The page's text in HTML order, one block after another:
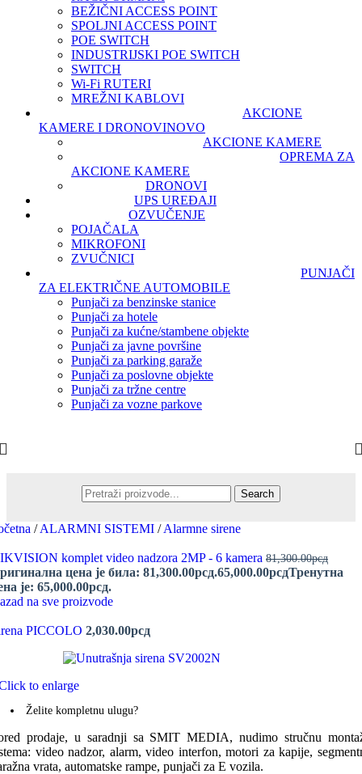
BEŽIČNI ACCESS POINT
SPOLJNI ACCESS POINT
POE SWITCH
INDUSTRIJSKI POE SWITCH
SWITCH
Wi-Fi RUTERI
MREŽNI KABLOVI
AKCIONE
KAMERE I DRONOVINOVO
AKCIONE KAMERE
OPREMA ZA
AKCIONE KAMERE
DRONOVI
UPS UREĐAJI
OZVUČENJE
POJAČALA
MIKROFONI
ZVUČNICI
PUNJAČI
ZA ELEKTRIČNE AUTOMOBILE
Punjači za benzinske stanice
Punjači za hotele
Punjači za kućne/stambene objekte
Punjači za javne površine
Punjači za parking garaže
Punjači za poslovne objekte
Punjači za tržne centre
Punjači za vozne parkove
Search
/ ALARMNI SISTEMI / Alarmne sirene
komplet video nadzora 2MP - 6 kamera 81,300.00рсд
цена је била: 81,300.00рсд.65,000.00рсдТренутна
је: 65,000.00рсд.
na sve proizvode
PICCOLO 2,030.00рсд
to enlarge
Želite kompletnu ulugu?
prodaje, u saradnji sa SMIT MEDIA, nudimo stručnu
video nadzor, alarm, video interfon, motori za kapije,
vrata, automatske rampe, punjači za E vozila.